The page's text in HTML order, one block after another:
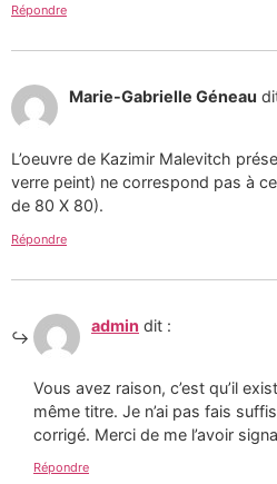
Répondre
Marie-Gabrielle Géneau
L’oeuvre de Kazimir Malevitch
verre peint) ne correspond pas à
de 80 X 80).
Répondre
admin dit :
Vous avez raison, c’est qu’il
même titre. Je n’ai pas fais
corrigé. Merci de me l’avoir
Répondre